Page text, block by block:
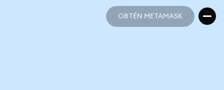
OBTÉN METAMASK